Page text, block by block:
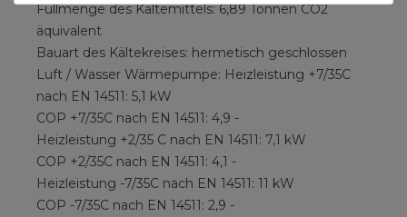
Füllmenge des Kältemittels: 6,89 Tonnen CO2
äquivalent
Bauart des Kältekreises: hermetisch geschlossen
Luft / Wasser Wärmepumpe: Heizleistung +7/35C
nach EN 14511: 5,1 kW
COP +7/35C nach EN 14511: 4,9 -
Heizleistung +2/35 C nach EN 14511: 7,1 kW
COP +2/35C nach EN 14511: 4,1 -
Heizleistung -7/35C nach EN 14511: 11 kW
COP -7/35C nach EN 14511: 2,9 -